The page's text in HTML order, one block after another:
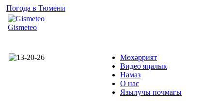
Погода в Тюмени
Gismeteo
Мөхәррият
Видео яңалык
Намаз
О нас
Язылучы почмагы